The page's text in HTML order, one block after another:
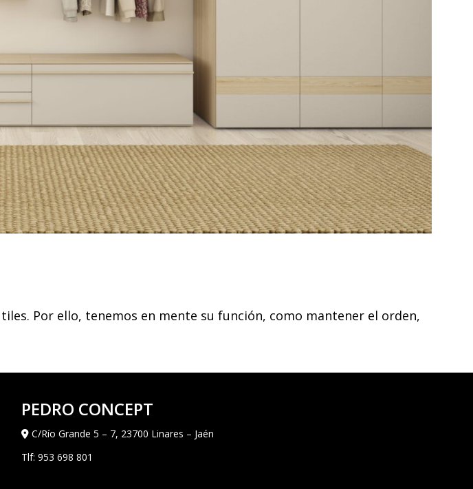
Por ello, tenemos en mente su función, como mantener el orden,
PEDRO CONCEPT
C/Río Grande 5 – 7, 23700 Linares – Jaén
Tlf: 953 698 801